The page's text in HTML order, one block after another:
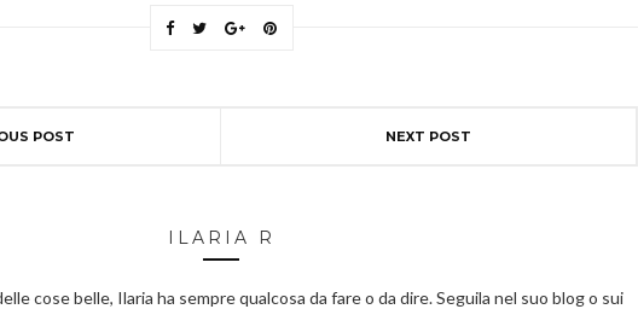
POST NEXT POST
ILARIA R
cose belle, Ilaria ha sempre qualcosa da fare o da dire. Seguila nel suo blog o sui